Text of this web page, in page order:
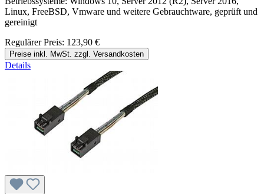
Linux, FreeBSD, Vmware und weitere Gebrauchtware, geprüft und
gereinigt
Regulärer Preis: 123,90 €
Preise inkl. MwSt. zzgl. Versandkosten
Details